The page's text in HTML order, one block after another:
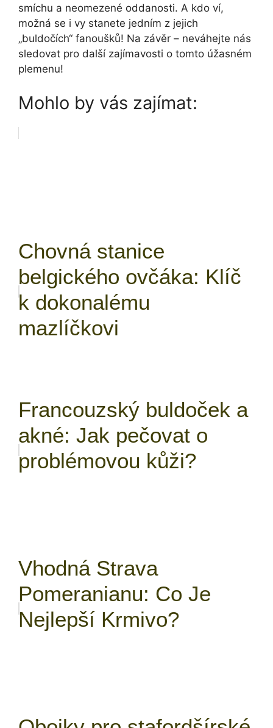
smíchu a neomezené oddanosti.⁤ A⁣ kdo ví,
možná se i vy stanete jedním ⁢z jejich
„buldočích“ fanoušků! Na závěr – neváhejte nás
sledovat pro další ‌zajímavosti o tomto úžasném
plemenu!
Mohlo by vás zajímat:
Chovná stanice
belgického ovčáka: Klíč
k dokonalému
mazlíčkovi
Francouzský buldoček a
akné: Jak pečovat o
problémovou kůži?
Vhodná Strava
Pomeranianu: Co Je
Nejlepší Krmivo?